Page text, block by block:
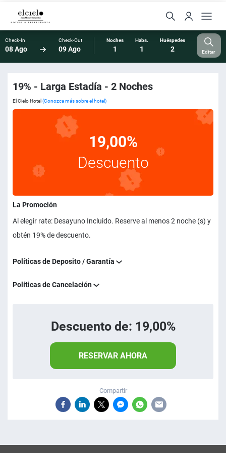
Check-In
08 Ago
Check-Out
09 Ago
Noches
1
Habs.
1
Huéspedes
2 Editar
19% - Larga Estadía - 2 Noches
El Cielo Hotel (Conozca más sobre el hotel)
19,00%
Descuento
La Promoción
Al elegir rate: Desayuno Incluido. Reserve al menos 2 noche (s) y
obtén 19% de descuento.
Políticas de Deposito / Garantía
Políticas de Cancelación
Descuento de: 19,00%
RESERVAR AHORA
Compartir